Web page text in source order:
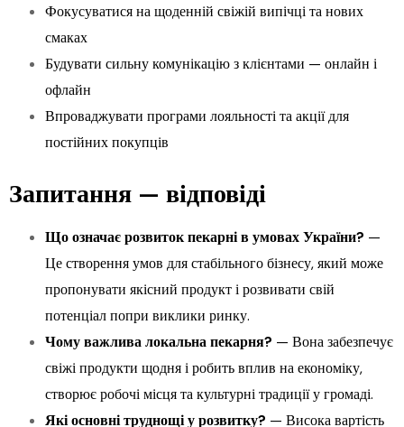
Фокусуватися на щоденній свіжій випічці та нових
смаках
Будувати сильну комунікацію з клієнтами — онлайн і
офлайн
Впроваджувати програми лояльності та акції для
постійних покупців
Запитання — відповіді
Що означає розвиток пекарні в умовах України? —
Це створення умов для стабільного бізнесу, який може
пропонувати якісний продукт і розвивати свій
потенціал попри виклики ринку.
Чому важлива локальна пекарня? — Вона забезпечує
свіжі продукти щодня і робить вплив на економіку,
створює робочі місця та культурні традиції у громаді.
Які основні труднощі у розвитку? — Висока вартість